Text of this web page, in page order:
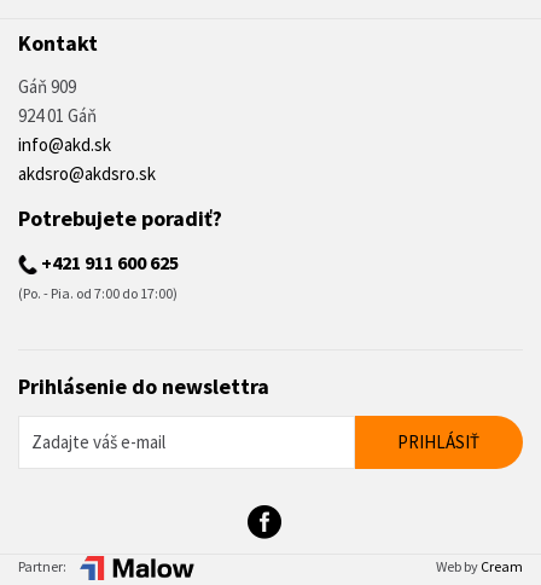
Kontakt
Gáň 909
924 01 Gáň
info@akd.sk
akdsro@akdsro.sk
Potrebujete poradiť?
+421 911 600 625
(Po. - Pia. od 7:00 do 17:00)
Prihlásenie do newslettra
Partner: Web by Cream